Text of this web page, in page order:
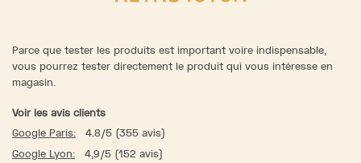
Parce que tester les produits est important voire indispensable,
vous pourrez tester directement le produit qui vous intéresse en
magasin.
Voir les avis clients
Google Paris:
4.8/5 (355 avis)
Google Lyon:
4,9/5 (152 avis)